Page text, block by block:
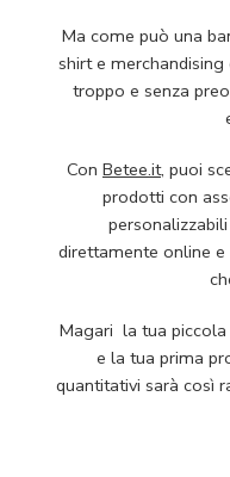
Ma come può una
shirt e
troppo e senza
Con Betee.it, puoi
prodotti con
direttamente online
Magari la tua
e la tua prima
quantitativi sarà così